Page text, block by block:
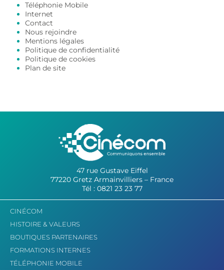
Téléphonie Mobile
Internet
Contact
Nous rejoindre
Mentions légales
Politique de confidentialité
Politique de cookies
Plan de site
47 rue Gustave Eiffel
77220 Gretz Armainvilliers – France
Tél : 0821 23 23 77
CINÉCOM
HISTOIRE & VALEURS
BOUTIQUES PARTENAIRES
FORMATIONS INTERNES
TÉLÉPHONIE MOBILE